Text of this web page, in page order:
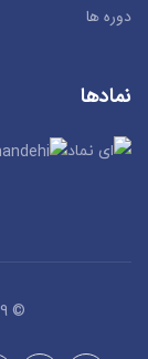
دوره ها
نمادها
© 2019. راستچین سازی توسط